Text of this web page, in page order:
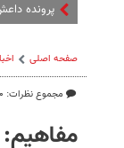
پرونده
صفحه اصلی
مجموع نظرات: ۰